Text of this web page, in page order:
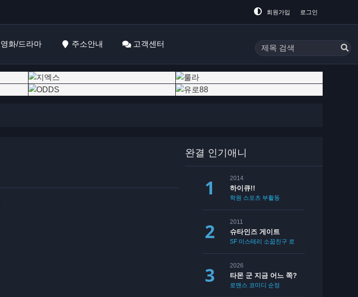
회원가입 로그인
영화/드라마 주소안내 고객센터
완결 인기애니
2014
하이큐!!
학원 스포츠 부활동
2011
슈타인즈 게이트
SF 미스테리 소꿉친구 로맨스
2026
타몬 군 지금 어느 쪽?
로맨스 코미디 순정